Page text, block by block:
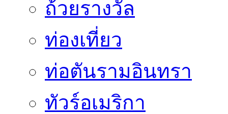
ถ้วยรางวัล
ท่องเที่ยว
ท่อตันรามอินทรา
ทัวร์อเมริกา